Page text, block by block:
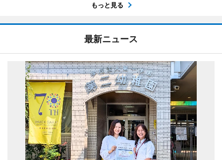
もっと見る
最新ニュース